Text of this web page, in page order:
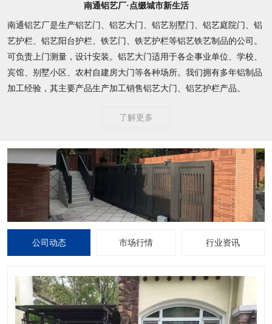
南通铝艺厂·点缀城市新生活
南通铝艺厂是生产铝艺门、铝艺大门、铝艺别墅门、铝艺庭院门、铝
艺护栏、铝艺阳台护栏、铁艺门、铁艺护栏等铝艺铁艺制品的公司。
可负责上门测量，设计安装。铝艺大门适用于各企事业单位、学校、
宾馆、别墅小区、农村自建房大门等各种场所。我们拥有多年铝制品
加工经验，其主要产品生产加工销售铝艺大门、铝艺护栏产品。
了解更多
公司动态 市场行情 行业资讯